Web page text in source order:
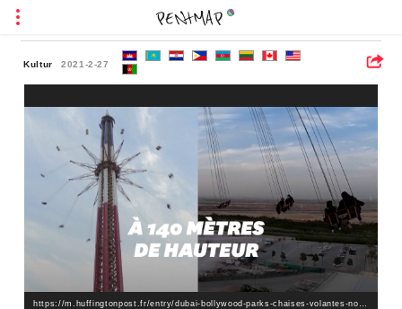
Kultur 2021-2-27
https://m.huffingtonpost.fr/entry/dubai-bollywood-parks-chaises-volantes-nouveau-manege-bat-des-record_fr_602fbc9ec5b66dfc101e029d